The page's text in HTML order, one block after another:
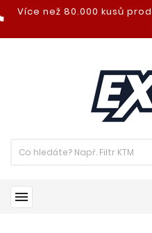
Více než 80.000 kusů
